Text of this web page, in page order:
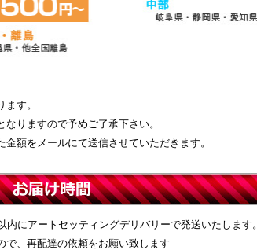
す。
りますので予めご了承下さい。
額をメールにて送信させていただきます。
にアートセッティングデリバリーで発送いたします。
で、再配達の依頼をお願い致します